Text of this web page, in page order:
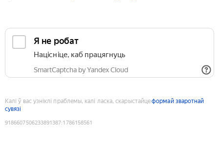
Я не робат
Націсніце, каб працягнуць
SmartCaptcha by Yandex Cloud
Калі ў вас узніклі праблемы, калі ласка, скарыстайцеформай зваротнай
сувязі
9186607506233891387:1786158561